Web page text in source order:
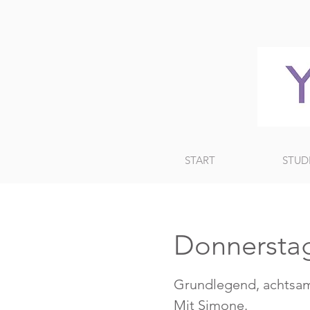
START
Grundlegend,
Mit Simone.